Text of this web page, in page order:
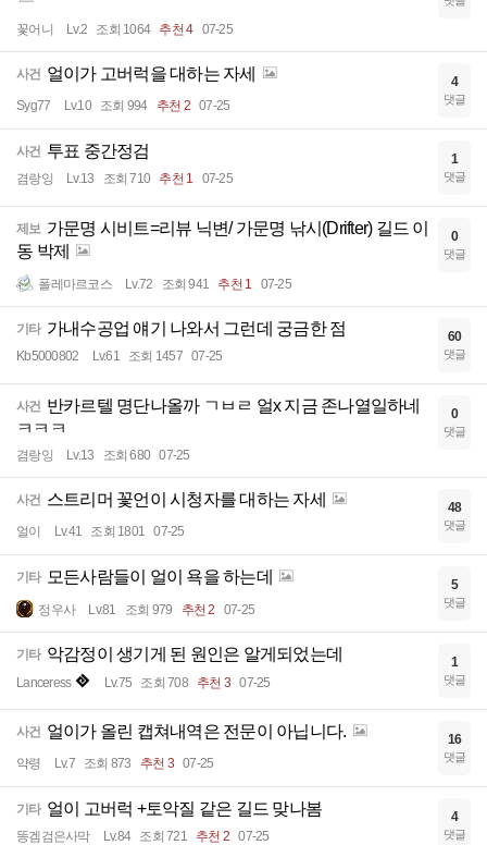
꽃어니 Lv.2 조회 1064 추천 4 07-25
사건 얼이가 고버럭을 대하는 자세
Syg77 Lv.10 조회 994 추천 2 07-25
4
댓글
사건 투표 중간정검
겸랑잉 Lv.13 조회 710 추천 1 07-25
1
댓글
제보 가문명 시비트=리뷰 닉변/ 가문명 낚시(Drifter) 길드 이
동 박제
폴레마르코스 Lv.72 조회 941 추천 1 07-25
0
댓글
기타 가내수공업 얘기 나와서 그런데 궁금한 점
Kb5000802 Lv.61 조회 1457 07-25
60
댓글
사건 반카르텔 명단나올까 ㄱㅂㄹ 얼x 지금 존나열일하네
ㅋㅋㅋ
겸랑잉 Lv.13 조회 680 07-25
0
댓글
사건 스트리머 꽃언이 시청자를 대하는 자세
얼이 Lv.41 조회 1801 07-25
48
댓글
기타 모든사람들이 얼이 욕을 하는데
정우사 Lv.81 조회 979 추천 2 07-25
5
댓글
기타 악감정이 생기게 된 원인은 알게되었는데
Lanceress Lv.75 조회 708 추천 3 07-25
1
댓글
사건 얼이가 올린 캡쳐내역은 전문이 아닙니다.
약령 Lv.7 조회 873 추천 3 07-25
16
댓글
기타 얼이 고버럭 +토악질 같은 길드 맞나봄
똥겜검은사막 Lv.84 조회 721 추천 2 07-25
4
댓글